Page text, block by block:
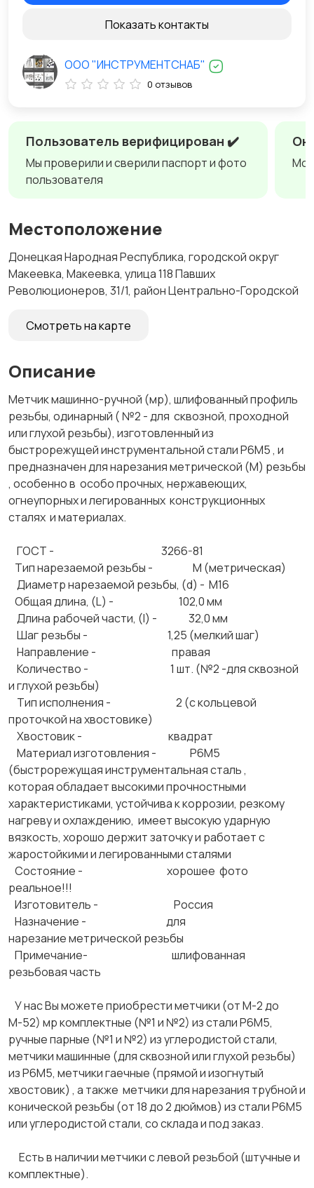
Пользователь верифицирован ✔️
Мы проверили и сверили паспорт и фото
пользователя
Местоположение
Донецкая Народная Республика, городской округ
Макеевка, Макеевка, улица 118 Павших
Революционеров, 31/1, район Центрально-Городской
Смотреть на карте
Описание
Метчик машинно-ручной (мр), шлифованный профиль
резьбы, одинарный ( №2 - для сквозной, проходной
или глухой резьбы), изготовленный из
быстрорежущей инструментальной стали Р6М5 , и
предназначен для нарезания метрической (М) резьбы
, особенно в особо прочных, нержавеющих,
огнеупорных и легированных конструкционных
сталях и материалах.
ГОСТ - 3266-81
Тип нарезаемой резьбы - М (метрическая)
Диаметр нарезаемой резьбы, (d) - М16
Общая длина, (L) - 102,0 мм
Длина рабочей части, (l) - 32,0 мм
Шаг резьбы - 1,25 (мелкий шаг)
Направление - правая
Количество - 1 шт. (№2 -для сквозной
и глухой резьбы)
Тип исполнения - 2 (с кольцевой
проточкой на хвостовике)
Хвостовик - квадрат
Материал изготовления - Р6М5
(быстрорежущая инструментальная сталь ,
которая обладает высокими прочностными
характеристиками, устойчива к коррозии, резкому
нагреву и охлаждению, имеет высокую ударную
вязкость, хорошо держит заточку и работает с
жаростойкими и легированными сталями
Состояние - хорошее фото
реальное!!!
Изготовитель - Россия
Назначение - для
нарезание метрической резьбы
Примечание- шлифованная
резьбовая часть
У нас Вы можете приобрести метчики (от М-2 до
М-52) мр комплектные (№1 и №2) из стали Р6М5,
ручные парные (№1 и №2) из углеродистой стали,
метчики машинные (для сквозной или глухой резьбы)
из Р6М5, метчики гаечные (прямой и изогнутый
хвостовик) , а также метчики для нарезания трубной и
конической резьбы (от 18 до 2 дюймов) из стали Р6М5
или углеродистой стали, со склада и под заказ.
Есть в наличии метчики с левой резьбой (штучные и
комплектные).
Показать контакты
ООО "ИНСТРУМЕНТСНАБ"
0 отзывов